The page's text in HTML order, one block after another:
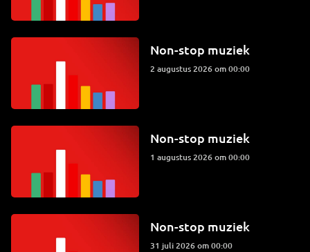
Non-stop muziek
2 augustus 2026 om 00:00
Non-stop muziek
1 augustus 2026 om 00:00
Non-stop muziek
31 juli 2026 om 00:00